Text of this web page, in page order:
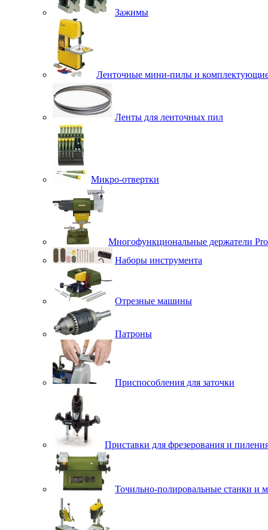
Зажимы
Ленточные мини-пилы и
Ленты для ленточных пил
Микро-отвертки
Многофункциональные держатели
Наборы инструмента
Отрезные машины
Патроны
Приспособления для заточки
Приставки для фрезерования и
Точильно-полировальные станки и